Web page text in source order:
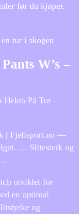
før du kjøper.
tur i skogen
W’s –
Hekta På Tur –
| Fjellsport.no —
… Slitesterk og
utviklet for
en optimal
og